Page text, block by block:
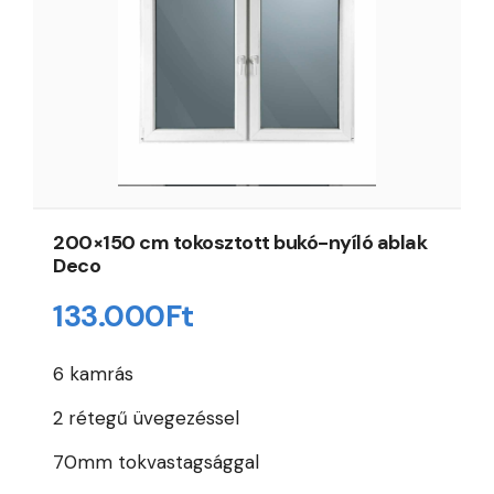
200×150 cm tokosztott bukó-nyíló ablak
Deco
133.000Ft
6 kamrás
2 rétegű üvegezéssel
70mm tokvastagsággal